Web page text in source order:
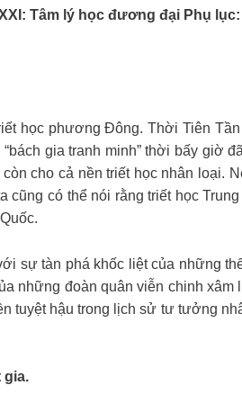
Tâm lý học đương đại Phụ
học phương Đông. Thời Tiên
gia tranh minh” thời bấy giờ
cho cả nền triết học nhân loại.
cũng có thể nói rằng triết học
sự tàn phá khốc liệt của những
những đoàn quân viễn chinh
tuyệt hậu trong lịch sử tư tưởng
gia.